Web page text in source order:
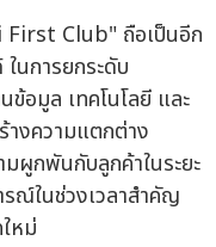
First Club" ถือเป็นอีก
นการยกระดับ
อมูล เทคโนโลยี และ
างความแตกต่าง
ผูกพันกับลูกค้าในระยะ
รณ์ในช่วงเวลาสำคัญ
หม่